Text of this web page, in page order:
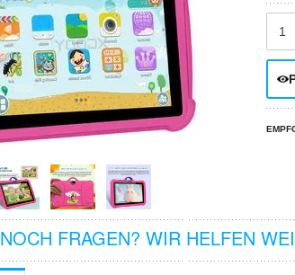
NOCH FRAGEN? WIR HELFEN